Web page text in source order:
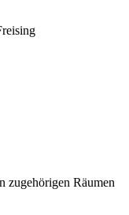
zugehörigen Räumen